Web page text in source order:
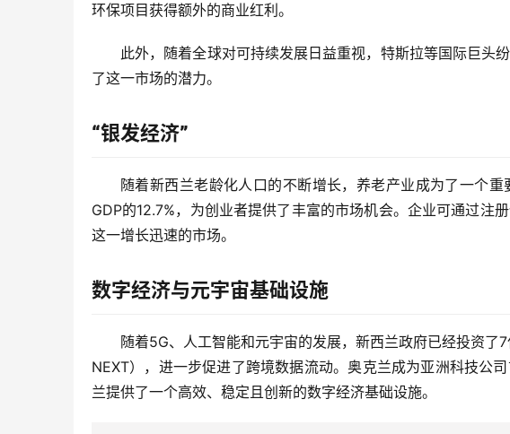
环保项目获得额外的商业红利。
此外，随着全球对可持续发展日益重视，特斯拉等国际巨头
了这一市场的潜力。
“银发经济”
随着新西兰老龄化人口的不断增长，养老产业成为了一个
GDP的12.7%，为创业者提供了丰富的市场机会。企业可通过注
这一增长迅速的市场。
数字经济与元宇宙基础设施
随着5G、人工智能和元宇宙的发展，新西兰政府已经投资
NEXT），进一步促进了跨境数据流动。奥克兰成为亚洲科技公
兰提供了一个高效、稳定且创新的数字经济基础设施。